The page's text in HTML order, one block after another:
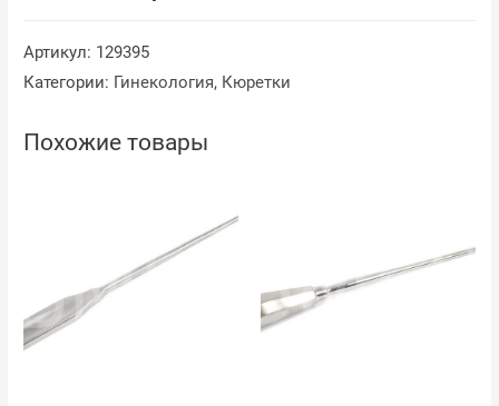
Артикул: 129395
Категории: Гинекология, Кюретки
Похожие товары